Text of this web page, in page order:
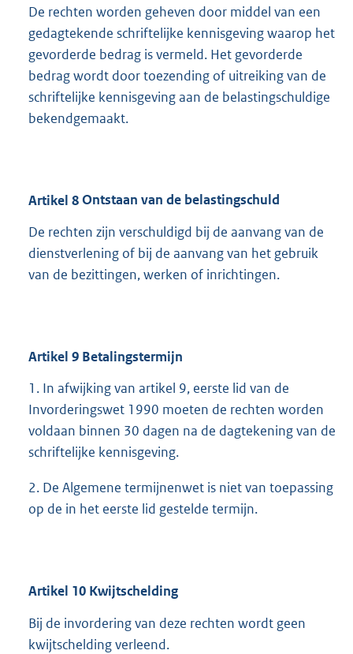
De rechten worden geheven door middel van een
gedagtekende schriftelijke kennisgeving waarop het
gevorderde bedrag is vermeld. Het gevorderde
bedrag wordt door toezending of uitreiking van de
schriftelijke kennisgeving aan de belastingschuldige
bekendgemaakt.
Artikel 8Ontstaan van de belastingschuld
De rechten zijn verschuldigd bij de aanvang van de
dienstverlening of bij de aanvang van het gebruik
van de bezittingen, werken of inrichtingen.
Artikel 9 Betalingstermijn
1. In afwijking van artikel 9, eerste lid van de
Invorderingswet 1990 moeten de rechten worden
voldaan binnen 30 dagen na de dagtekening van de
schriftelijke kennisgeving.
2. De Algemene termijnenwet is niet van toepassing
op de in het eerste lid gestelde termijn.
Artikel 10 Kwijtschelding
Bij de invordering van deze rechten wordt geen
kwijtschelding verleend.